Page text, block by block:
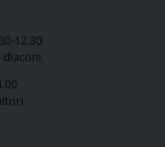
12.30
diaconi